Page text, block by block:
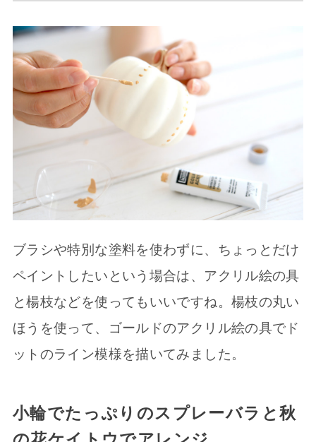
ブラシや特別な塗料を使わずに、ちょっとだけ
ペイントしたいという場合は、アクリル絵の具
と楊枝などを使ってもいいですね。楊枝の丸い
ほうを使って、ゴールドのアクリル絵の具でド
ットのライン模様を描いてみました。
小輪でたっぷりのスプレーバラと秋